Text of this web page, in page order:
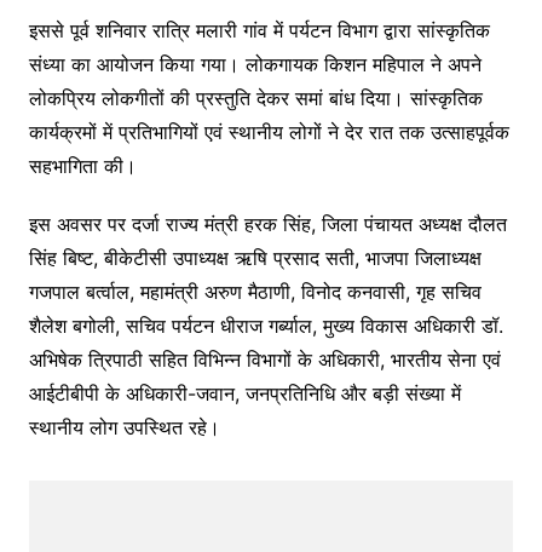
इससे पूर्व शनिवार रात्रि मलारी गांव में पर्यटन विभाग द्वारा सांस्कृतिक
संध्या का आयोजन किया गया। लोकगायक किशन महिपाल ने अपने
लोकप्रिय लोकगीतों की प्रस्तुति देकर समां बांध दिया। सांस्कृतिक
कार्यक्रमों में प्रतिभागियों एवं स्थानीय लोगों ने देर रात तक उत्साहपूर्वक
सहभागिता की।
इस अवसर पर दर्जा राज्य मंत्री हरक सिंह, जिला पंचायत अध्यक्ष दौलत
सिंह बिष्ट, बीकेटीसी उपाध्यक्ष ऋषि प्रसाद सती, भाजपा जिलाध्यक्ष
गजपाल बर्त्वाल, महामंत्री अरुण मैठाणी, विनोद कनवासी, गृह सचिव
शैलेश बगोली, सचिव पर्यटन धीराज गर्ब्याल, मुख्य विकास अधिकारी डॉ.
अभिषेक त्रिपाठी सहित विभिन्न विभागों के अधिकारी, भारतीय सेना एवं
आईटीबीपी के अधिकारी-जवान, जनप्रतिनिधि और बड़ी संख्या में
स्थानीय लोग उपस्थित रहे।